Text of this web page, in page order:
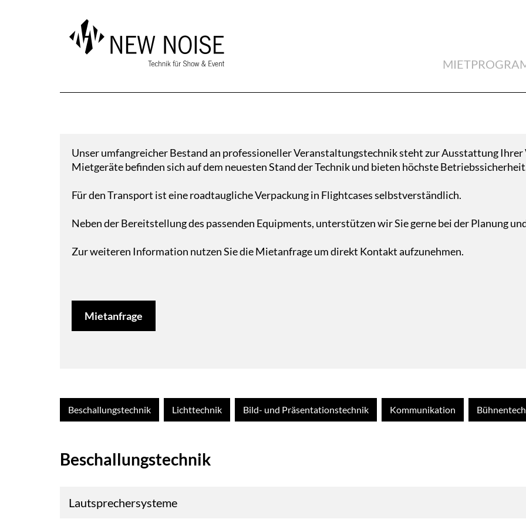
Unser umfangreicher Bestand an professioneller Veranstaltungstechnik steht zur Ausstattung
Mietgeräte befinden sich auf dem neuesten Stand der Technik und bieten höchste
Für den Transport ist eine roadtaugliche Verpackung in Flightcases selbstverständlich.
Neben der Bereitstellung des passenden Equipments, unterstützen wir Sie gerne bei der Planung
Zur weiteren Information nutzen Sie die Mietanfrage um direkt Kontakt aufzunehmen.
Mietanfrage
Beschallungstechnik Lichttechnik Bild- und Präsentationstechnik Kommunikation
Beschallungstechnik
Lautsprechersysteme